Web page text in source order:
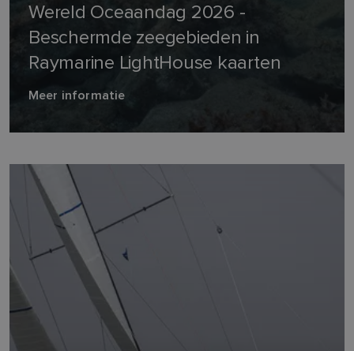
Wereld Oceaandag 2026 -
Beschermde zeegebieden in
Raymarine LightHouse kaarten
Meer informatie